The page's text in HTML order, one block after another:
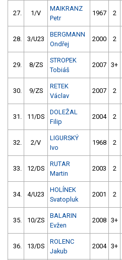
27. 1/V
MAIKRANZ
Petr
1967 2
28. 3/U23
BERGMANN
Ondřej
2000 2
29. 8/ZS
STROPEK
Tobiáš
2007 3+
30. 9/ZS
RETEK
Václav
2007 2
31. 11/DS
DOLEŽAL
Filip
2004 2
32. 2/V
LIGURSKÝ
Ivo
1968 2
33. 12/DS
RUTAR
Martin
2003 2
34. 4/U23
HOLÍNEK
Svatopluk
2001 2
35. 10/ZS
BALARIN
Evžen
2008 3+
36. 13/DS
ROLENC
Jakub
2004 3+